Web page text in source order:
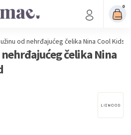
0
od nehrđajućeg čelika Nina Cool Kids
čelika Nina